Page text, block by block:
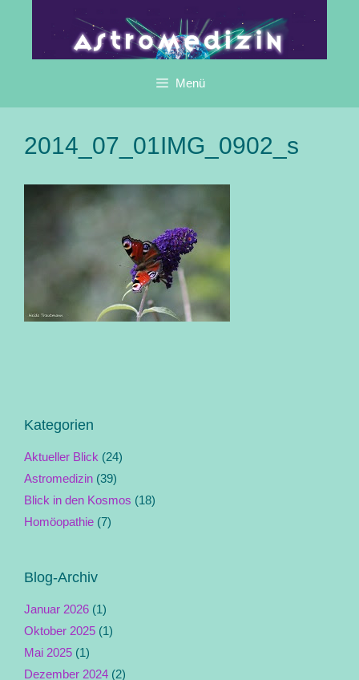
Menü
2014_07_01IMG_0902_s
Kategorien
Aktueller Blick (24)
Astromedizin (39)
Blick in den Kosmos (18)
Homöopathie (7)
Blog-Archiv
Januar 2026 (1)
Oktober 2025 (1)
Mai 2025 (1)
Dezember 2024 (2)